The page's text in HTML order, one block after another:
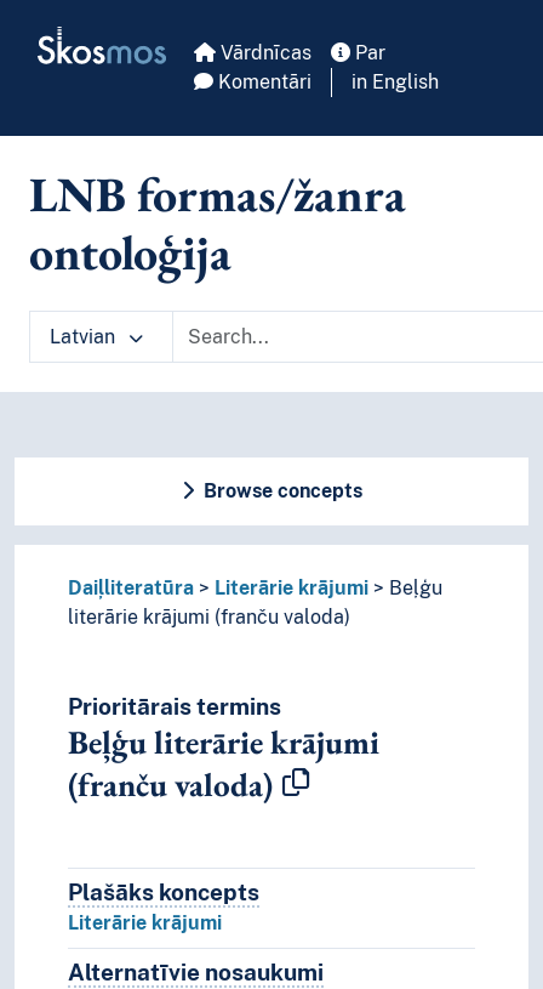
Skosmos Vārdnīcas
Par
Komentāri
in English
LNB formas/žanra
ontoloģija
Latvian
Browse concepts
Daiļliteratūra Literārie krājumi
Beļģu
literārie krājumi (franču valoda)
Prioritārais termins
Beļģu literārie krājumi
(franču valoda)
Plašāks konceptsPlašāks koncepts
Literārie krājumi
Alternatīvie nosaukumi